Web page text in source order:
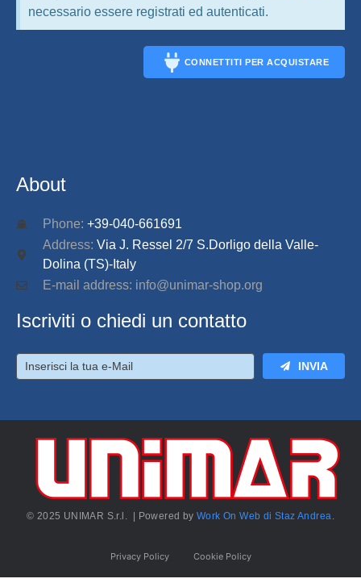
necessario essere registrati ed autenticati.
CONNETTITI PER ACQUISTARE
About
Phone: +39-040-661691
Address: Via J. Ressel 2/7 S.Dorligo della Valle-
Dolina (TS)-Italy
E-mail address: info@unimar-shop.org
Iscriviti o chiedi un contatto
INVIA
© 2025 UNIMAR S.r.l. | Powered byWork On Web di Staz Andrea.
Privacy Policy Cookie Policy